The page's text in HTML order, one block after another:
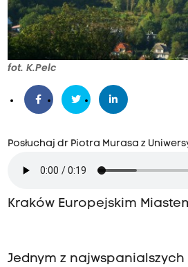
fot. K.Pelc
Posłuchaj dr Piotra Murasa z
Kraków Europejskim
Jednym z